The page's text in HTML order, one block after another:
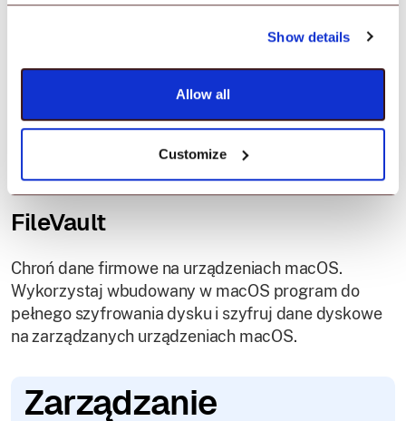
Show details
Allow all
Customize
Zapobiegaj nadpisywaniu ustawień Gatekeeper
przez użytkowników. Włącz zaporę ogniową, aby
punktami sieciowymi na zarządzanych
FileVault
Chroń dane firmowe na urządzeniach macOS.
Wykorzystaj wbudowany w macOS program do
pełnego szyfrowania dysku i szyfruj dane dyskowe
na zarządzanych urządzeniach macOS.
Zarządzanie